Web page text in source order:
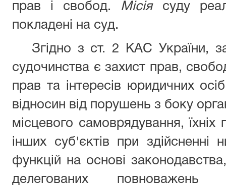
прав і свобод. Місіясуду
покладені на суд.
Згідно з ст. 2 КАС України,
судочинства є захист прав,
прав та інтересів юридичних
відносин від порушень з боку
місцевого самоврядування,
інших суб'єктів при здійсненні
функцій на основі
делегованих повноважень